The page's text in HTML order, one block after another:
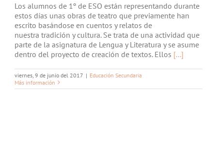
Los alumnos de 1º de ESO están representando durante
estos días unas obras de teatro que previamente han
escrito basándose en cuentos y relatos de
nuestra tradición y cultura. Se trata de una actividad que
parte de la asignatura de Lengua y Literatura y se asume
dentro del proyecto de creación de textos. Ellos [...]
viernes, 9 de junio del 2017 | Educación Secundaria
Más información